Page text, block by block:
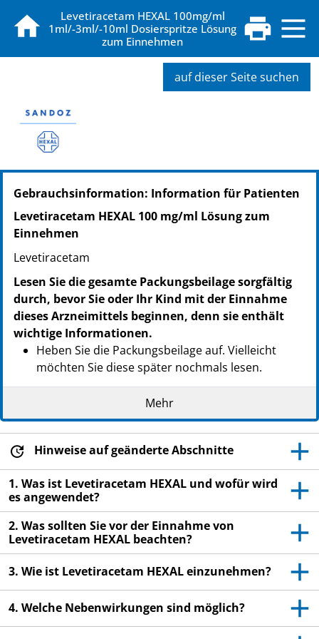
Levetiracetam HEXAL 100mg/ml
1ml/-3ml/-10ml Dosierspritze Lösung
zum Einnehmen
auf dieser Seite suchen
PZN: 09338999
PPN: 110933899951
NTIN: 04150093389998
PZN: 09338982
NTIN: 04150093389820
PZN: 09338976
PPN: 110933897695
NTIN: 04150093389769
Gebrauchsinformation: Information für Patienten
Levetiracetam HEXAL 100 mg/ml Lösung zum
Einnehmen
Levetiracetam
Lesen Sie die gesamte Packungsbeilage sorgfältig
durch, bevor Sie oder Ihr Kind mit der Einnahme
dieses Arzneimittels beginnen, denn sie enthält
wichtige Informationen.
Heben Sie die Packungsbeilage auf. Vielleicht
möchten Sie diese später nochmals lesen.
Wenn Sie weitere Fragen haben, wenden Sie sich
an Ihren Arzt oder Apotheker.
Dieses Arzneimittel wurde Ihnen persönlich
verschrieben. Geben Sie es nicht an Dritte weiter.
Es kann anderen Menschen schaden, auch wenn
diese die gleichen Beschwerden haben wie Sie.
Wenn Sie Nebenwirkungen bemerken, wenden Sie
sich an Ihren Arzt oder Apotheker. Dies gilt auch
für Nebenwirkungen, die nicht in dieser
Packungsbeilage angegeben sind. Siehe Abschnitt
4.
Mehr
Hinweise auf geänderte Abschnitte
1. Was ist Levetiracetam HEXAL und wofür wird
es angewendet?
2. Was sollten Sie vor der Einnahme von
Levetiracetam HEXAL beachten?
3. Wie ist Levetiracetam HEXAL einzunehmen?
4. Welche Nebenwirkungen sind möglich?